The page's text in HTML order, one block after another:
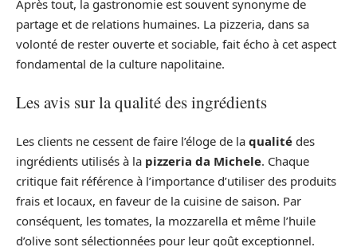
Après tout, la gastronomie est souvent synonyme de
partage et de relations humaines. La pizzeria, dans sa
volonté de rester ouverte et sociable, fait écho à cet aspect
fondamental de la culture napolitaine.
Les avis sur la qualité des ingrédients
Les clients ne cessent de faire l’éloge de la qualité des
ingrédients utilisés à la pizzeria da Michele. Chaque
critique fait référence à l’importance d’utiliser des produits
frais et locaux, en faveur de la cuisine de saison. Par
conséquent, les tomates, la mozzarella et même l’huile
d’olive sont sélectionnées pour leur goût exceptionnel.